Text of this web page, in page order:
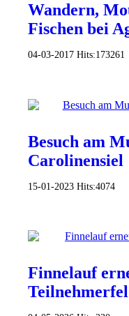
Wandern,
Fischen bei
04-03-2017 Hits:173261
Besuch am
Carolinensiel
15-01-2023 Hits:4074
Finnelauf